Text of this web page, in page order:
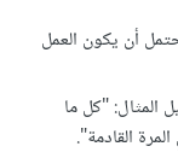
أن يكون العمل
المثال: "كل ما
القادمة".